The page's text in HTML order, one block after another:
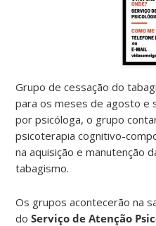
Grupo de cessação do
para os meses de agosto e
por psicóloga, o grupo
psicoterapia cognitivo-
na aquisição e manutenção
tabagismo.
Os grupos acontecerão na
doServiço de Atenção